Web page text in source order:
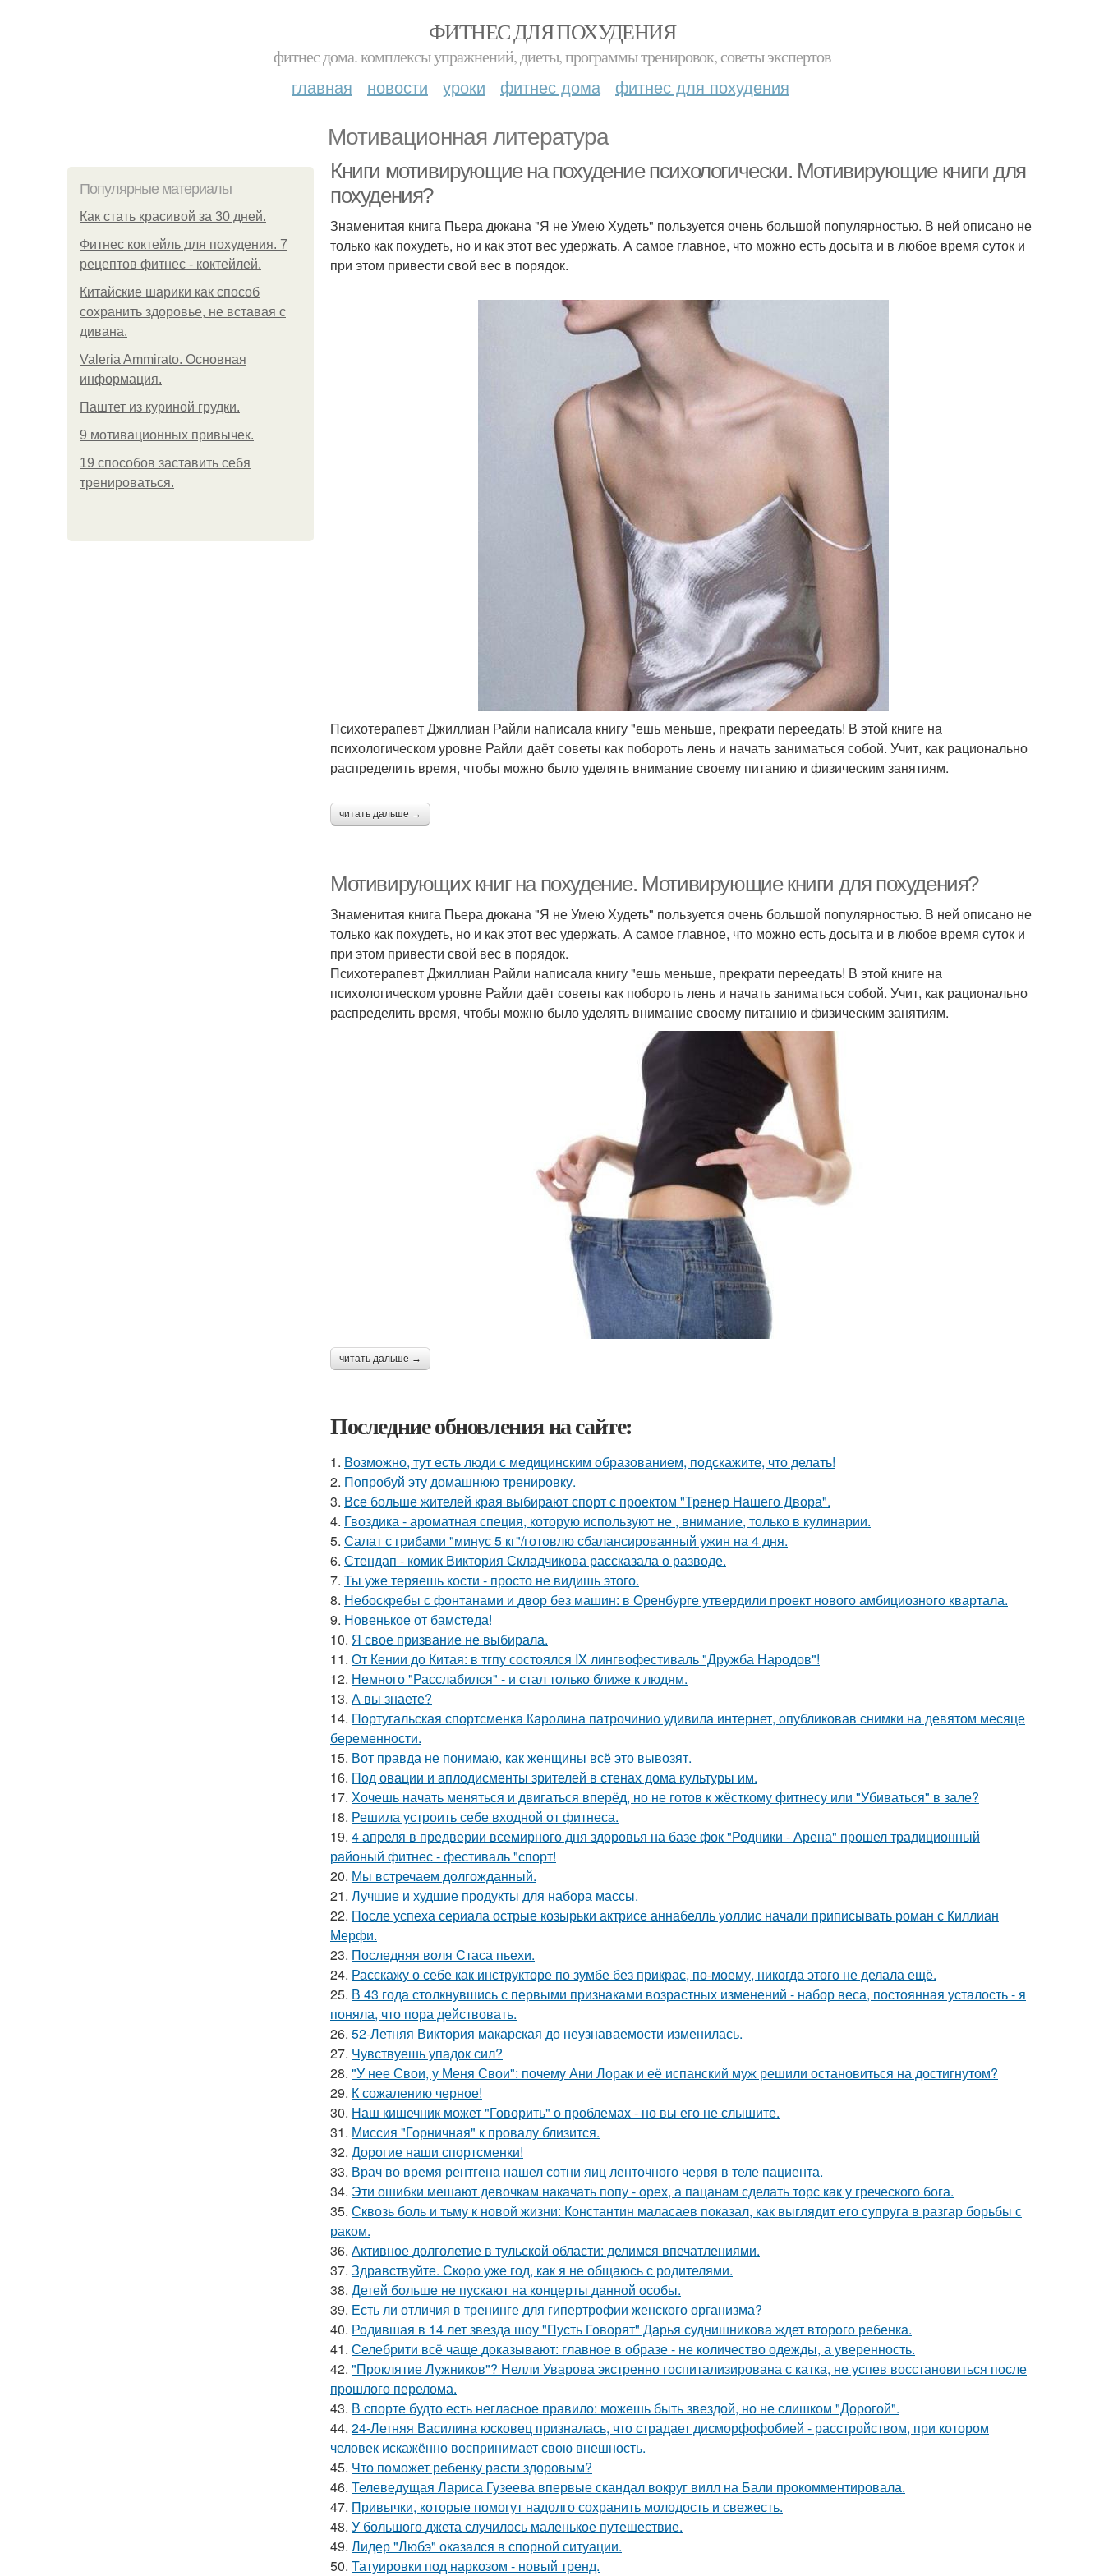
ФИТНЕС ДЛЯ ПОХУДЕНИЯ
фитнес дома. комплексы упражнений, диеты, программы тренировок, советы экспертов
главная новости уроки фитнес дома фитнес для похудения
Мотивационная литература
Популярные материалы
Как стать красивой за 30 дней.
Фитнес коктейль для похудения. 7
рецептов фитнес - коктейлей.
Китайские шарики как способ
сохранить здоровье, не вставая с
дивана.
Valeria Ammirato. Основная
информация.
Паштет из куриной грудки.
9 мотивационных привычек.
19 способов заставить себя
тренироваться.
Книги мотивирующие на похудение психологически. Мотивирующие книги для
похудения?
Знаменитая книга Пьера дюкана "Я не Умею Худеть" пользуется очень большой популярностью. В ней описано не
только как похудеть, но и как этот вес удержать. А самое главное, что можно есть досыта и в любое время суток и
при этом привести свой вес в порядок.
Психотерапевт Джиллиан Райли написала книгу "ешь меньше, прекрати переедать! В этой книге на
психологическом уровне Райли даёт советы как побороть лень и начать заниматься собой. Учит, как рационально
распределить время, чтобы можно было уделять внимание своему питанию и физическим занятиям.
читать дальше →
Мотивирующих книг на похудение. Мотивирующие книги для похудения?
Знаменитая книга Пьера дюкана "Я не Умею Худеть" пользуется очень большой популярностью. В ней описано не
только как похудеть, но и как этот вес удержать. А самое главное, что можно есть досыта и в любое время суток и
при этом привести свой вес в порядок.
Психотерапевт Джиллиан Райли написала книгу "ешь меньше, прекрати переедать! В этой книге на
психологическом уровне Райли даёт советы как побороть лень и начать заниматься собой. Учит, как рационально
распределить время, чтобы можно было уделять внимание своему питанию и физическим занятиям.
читать дальше →
Последние обновления на сайте:
1. Возможно, тут есть люди с медицинским образованием, подскажите, что делать!
2. Попробуй эту домашнюю тренировку.
3. Все больше жителей края выбирают спорт с проектом "Тренер Нашего Двора".
4. Гвоздика - ароматная специя, которую используют не , внимание, только в кулинарии.
5. Салат с грибами "минус 5 кг"/готовлю сбалансированный ужин на 4 дня.
6. Стендап - комик Виктория Складчикова рассказала о разводе.
7. Ты уже теряешь кости - просто не видишь этого.
8. Небоскребы с фонтанами и двор без машин: в Оренбурге утвердили проект нового амбициозного квартала.
9. Новенькое от бамстеда!
10. Я свое призвание не выбирала.
11. От Кении до Китая: в тгпу состоялся IX лингвофестиваль "Дружба Народов"!
12. Немного "Расслабился" - и стал только ближе к людям.
13. А вы знаете?
14. Португальская спортсменка Каролина патрочинио удивила интернет, опубликовав снимки на девятом месяце
беременности.
15. Вот правда не понимаю, как женщины всё это вывозят.
16. Под овации и аплодисменты зрителей в стенах дома культуры им.
17. Хочешь начать меняться и двигаться вперёд, но не готов к жёсткому фитнесу или "Убиваться" в зале?
18. Решила устроить себе входной от фитнеса.
19. 4 апреля в предверии всемирного дня здоровья на базе фок "Родники - Арена" прошел традиционный
районый фитнес - фестиваль "спорт!
20. Мы встречаем долгожданный.
21. Лучшие и худшие продукты для набора массы.
22. После успеха сериала острые козырьки актрисе аннабелль уоллис начали приписывать роман с Киллиан
Мерфи.
23. Последняя воля Стаса пьехи.
24. Расскажу о себе как инструкторе по зумбе без прикрас, по-моему, никогда этого не делала ещё.
25. В 43 года столкнувшись с первыми признаками возрастных изменений - набор веса, постоянная усталость - я
поняла, что пора действовать.
26. 52-Летняя Виктория макарская до неузнаваемости изменилась.
27. Чувствуешь упадок сил?
28. "У нее Свои, у Меня Свои": почему Ани Лорак и её испанский муж решили остановиться на достигнутом?
29. К сожалению черное!
30. Наш кишечник может "Говорить" о проблемах - но вы его не слышите.
31. Миссия "Горничная" к провалу близится.
32. Дорогие наши спортсменки!
33. Врач во время рентгена нашел сотни яиц ленточного червя в теле пациента.
34. Эти ошибки мешают девочкам накачать попу - орех, а пацанам сделать торс как у греческого бога.
35. Сквозь боль и тьму к новой жизни: Константин маласаев показал, как выглядит его супруга в разгар борьбы с
раком.
36. Активное долголетие в тульской области: делимся впечатлениями.
37. Здравствуйте. Скоро уже год, как я не общаюсь с родителями.
38. Детей больше не пускают на концерты данной особы.
39. Есть ли отличия в тренинге для гипертрофии женского организма?
40. Родившая в 14 лет звезда шоу "Пусть Говорят" Дарья суднишникова ждет второго ребенка.
41. Селебрити всё чаще доказывают: главное в образе - не количество одежды, а уверенность.
42. "Проклятие Лужников"? Нелли Уварова экстренно госпитализирована с катка, не успев восстановиться после
прошлого перелома.
43. В спорте будто есть негласное правило: можешь быть звездой, но не слишком "Дорогой".
44. 24-Летняя Василина юсковец призналась, что страдает дисморфофобией - расстройством, при котором
человек искажённо воспринимает свою внешность.
45. Что поможет ребенку расти здоровым?
46. Телеведущая Лариса Гузеева впервые скандал вокруг вилл на Бали прокомментировала.
47. Привычки, которые помогут надолго сохранить молодость и свежесть.
48. У большого джета случилось маленькое путешествие.
49. Лидер "Любэ" оказался в спорной ситуации.
50. Татуировки под наркозом - новый тренд.